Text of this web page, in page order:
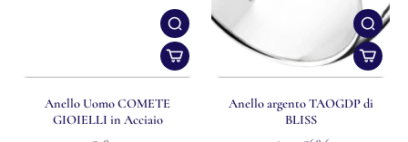
Anello Uomo COMETE
GIOIELLI in Acciaio
Anello argento TAOGDP di
BLISS